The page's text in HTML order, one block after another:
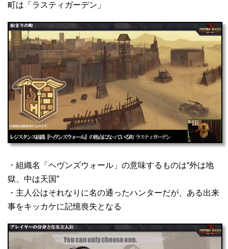
町は「ラスティガーデン」
・組織名「ヘヴンズウォール」の意味するものは“外は地
獄、中は天国”
・主人公はそれなりに名の通ったハンターだが、ある出来
事をキッカケに記憶喪失となる